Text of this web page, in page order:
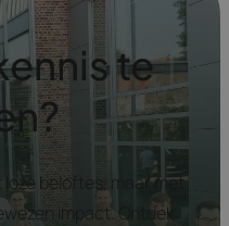
te
loze beloftes, maar met
impact. Ontdek